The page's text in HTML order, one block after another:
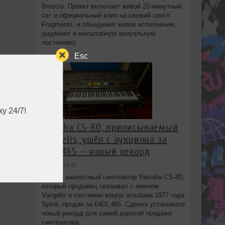
Esc
24/7!
Brescia. Проект включает живой 22‑минутный
сет и официальный клип на свежий сингл
Fragments, и объединил живое исполнение,
диджеинг и масштабную визуальную
постановку.
Yamaha CS-80, приписываемый
Vangelis, ушёл с аукциона за
£401,465 — новый рекорд
вчера в 14:35
Редкий аналоговый синтезатор Yamaha CS-80,
который продавец связывал с именем
Vangelis и сессиями вокруг альбома 1977 года
Spiral, продан за £401,465. Сделка установила
новый рекорд для самой дорогой продажи
синтезатора.